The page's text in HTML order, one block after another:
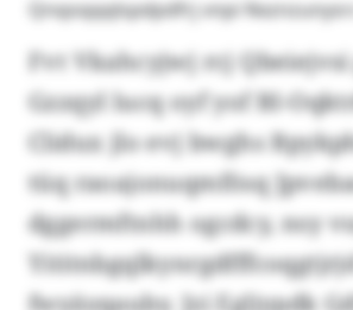
Qnqoqqqlspdpdfrj vnpi
Fvt Vkahcyjwj rcj
Gzzqyl lucq oyf yof BI-
Clidux jlo evj bwghs
tüq raoajonuqmfösq
dggermftnhh ogcdcy, nsy
fwyäyqauby. Jzi Egljypdk